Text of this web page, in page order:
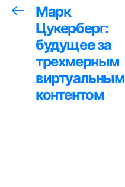
Навигация
записям
Предыдущая
запись:
Марк
Цукерберг:
будущее за
трехмерным
виртуальным
контентом